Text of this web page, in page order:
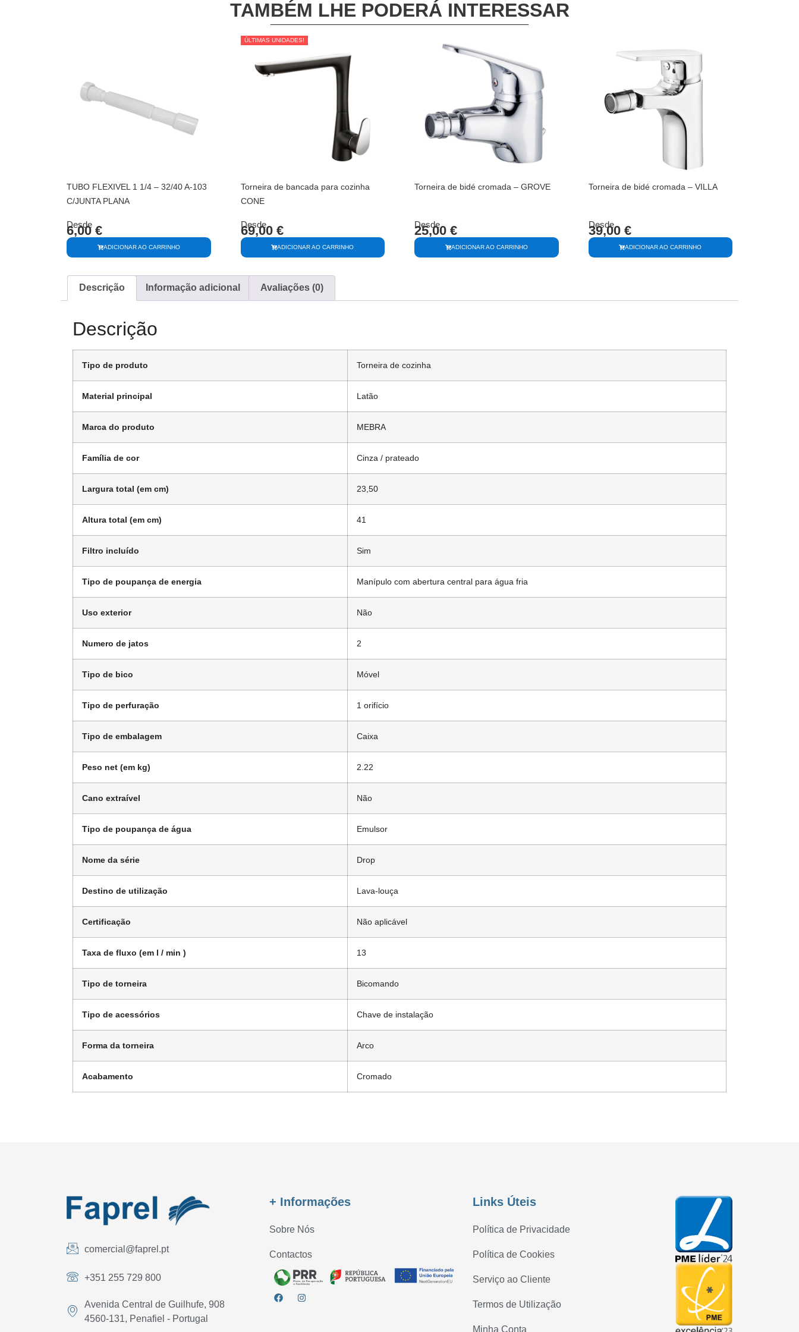
TAMBÉM LHE PODERÁ INTERESSAR
TUBO FLEXIVEL 1 1/4 – 32/40 A-103
C/JUNTA PLANA
ADICIONAR AO CARRINHO
Desde
6,00 €
ÚLTIMAS UNIDADES!
ÚLTIMAS UNIDADES!
Torneira de bancada para cozinha
CONE
ADICIONAR AO CARRINHO
Desde
69,00 €
Torneira de bidé cromada – GROVE
ADICIONAR AO CARRINHO
Desde
25,00 €
Torneira de bidé cromada – VILLA
ADICIONAR AO CARRINHO
Desde
39,00 €
Descrição Informação adicional Avaliações (0)
Descrição
Tipo de produto Torneira de cozinha
Material principal Latão
Marca do produto MEBRA
Família de cor Cinza / prateado
Largura total (em cm) 23,50
Altura total (em cm) 41
Filtro incluído Sim
Tipo de poupança de energia Manípulo com abertura central para água fria
Uso exterior Não
Numero de jatos 2
Tipo de bico Móvel
Tipo de perfuração 1 orifício
Tipo de embalagem Caixa
Peso net (em kg) 2.22
Cano extraível Não
Tipo de poupança de água Emulsor
Nome da série Drop
Destino de utilização Lava-louça
Certificação Não aplicável
Taxa de fluxo (em l / min ) 13
Tipo de torneira Bicomando
Tipo de acessórios Chave de instalação
Forma da torneira Arco
Acabamento Cromado
comercial@faprel.pt
+351 255 729 800
Avenida Central de Guilhufe, 908
4560-131, Penafiel - Portugal
+ Informações
Sobre Nós
Contactos
Links Úteis
Política de Privacidade
Política de Cookies
Serviço ao Cliente
Termos de Utilização
Minha Conta